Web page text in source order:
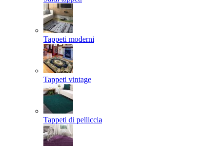
Tappeti moderni
Tappeti vintage
Tappeti di pelliccia